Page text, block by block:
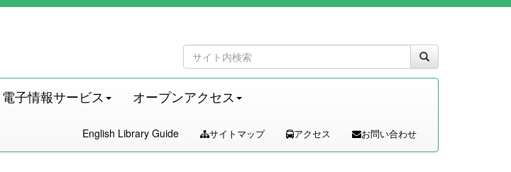
電子情報サービス オープンアクセス
English Library Guide サイトマップ アクセス お問い合わせ